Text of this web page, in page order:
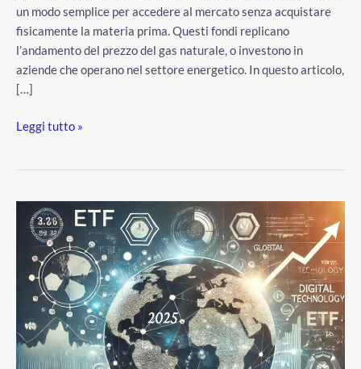
un modo semplice per accedere al mercato senza acquistare
fisicamente la materia prima. Questi fondi replicano
l’andamento del prezzo del gas naturale, o investono in
aziende che operano nel settore energetico. In questo articolo,
[…]
Leggi tutto »
nostro
portafoglio
(2025)